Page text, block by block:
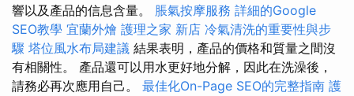
響以及產品的信息含量。 脹氣按摩服務 詳細的Google
SEO教學 宜蘭外燴 護理之家 新店 冷氣清洗的重要性與步
驟 塔位風水布局建議 結果表明，產品的價格和質量之間沒
有相關性。 產品還可以用水更好地分解，因此在洗澡後，
請務必再次應用自己。 最佳化On-Page SEO的完整指南 護